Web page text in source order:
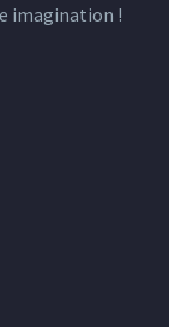
imagination !